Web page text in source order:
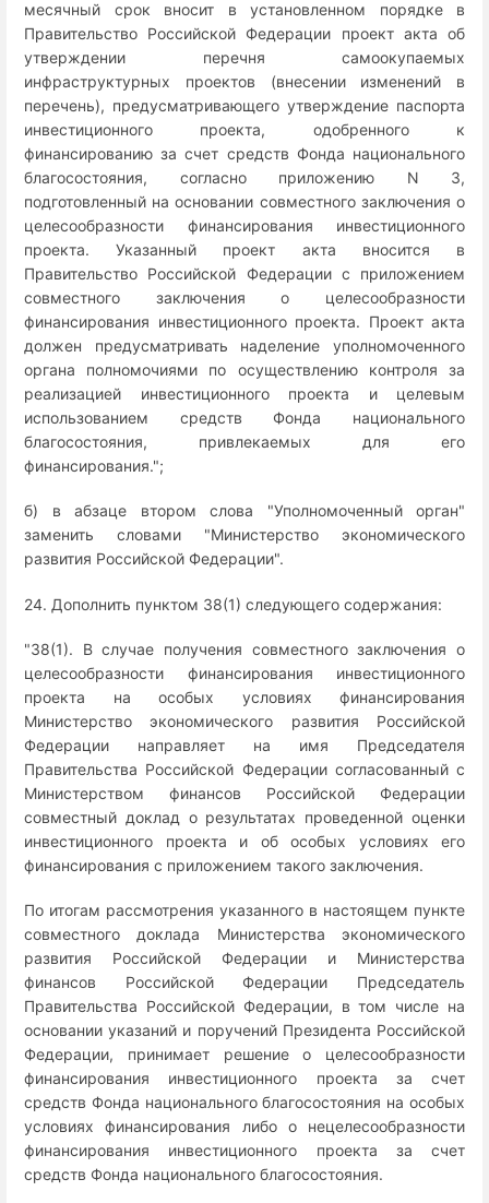
месячный срок вносит в установленном порядке в
Правительство Российской Федерации проект акта об
утверждении перечня самоокупаемых
инфраструктурных проектов (внесении изменений в
перечень), предусматривающего утверждение паспорта
инвестиционного проекта, одобренного к
финансированию за счет средств Фонда национального
благосостояния, согласно приложению N 3,
подготовленный на основании совместного заключения о
целесообразности финансирования инвестиционного
проекта. Указанный проект акта вносится в
Правительство Российской Федерации с приложением
совместного заключения о целесообразности
финансирования инвестиционного проекта. Проект акта
должен предусматривать наделение уполномоченного
органа полномочиями по осуществлению контроля за
реализацией инвестиционного проекта и целевым
использованием средств Фонда национального
благосостояния, привлекаемых для его
финансирования.";
б) в абзаце втором слова "Уполномоченный орган"
заменить словами "Министерство экономического
развития Российской Федерации".
24. Дополнить пунктом 38(1) следующего содержания:
"38(1). В случае получения совместного заключения о
целесообразности финансирования инвестиционного
проекта на особых условиях финансирования
Министерство экономического развития Российской
Федерации направляет на имя Председателя
Правительства Российской Федерации согласованный с
Министерством финансов Российской Федерации
совместный доклад о результатах проведенной оценки
инвестиционного проекта и об особых условиях его
финансирования с приложением такого заключения.
По итогам рассмотрения указанного в настоящем пункте
совместного доклада Министерства экономического
развития Российской Федерации и Министерства
финансов Российской Федерации Председатель
Правительства Российской Федерации, в том числе на
основании указаний и поручений Президента Российской
Федерации, принимает решение о целесообразности
финансирования инвестиционного проекта за счет
средств Фонда национального благосостояния на особых
условиях финансирования либо о нецелесообразности
финансирования инвестиционного проекта за счет
средств Фонда национального благосостояния.